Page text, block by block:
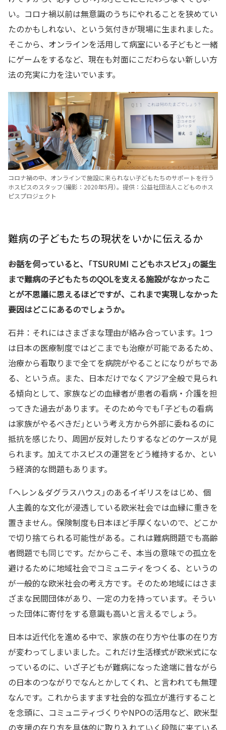
い。コロナ禍以前は無意識のうちにやれることを狭めてい
たのかもしれない、という気付きが現場に生まれました。
そこから、オンラインを活用して病室にいる子どもと一緒
にゲームをするなど、現在も対面にこだわらない新しい方
法の充実に力を注いでいます。
コロナ禍の中、オンラインで施設に来られない子どもたちのサポートを行う
ホスピスのスタッフ（撮影：2020年5月）。提供：公益社団法人こどものホス
ピスプロジェクト
難病の子どもたちの現状をいかに伝えるか
――お話を伺っていると、「TSURUMI こどもホスピス」の誕生
まで難病の子どもたちのQOLを支える施設がなかったこ
とが不思議に思えるほどですが、これまで実現しなかった
要因はどこにあるのでしょうか。
石井：それにはさまざまな理由が絡み合っています。1つ
は日本の医療制度ではどこまでも治療が可能であるため、
治療から看取りまで全てを病院がやることになりがちであ
る、という点。また、日本だけでなくアジア全般で見られ
る傾向として、家族などの血縁者が患者の看病・介護を担
ってきた過去があります。そのため今でも「子どもの看病
は家族がやるべきだ」という考え方から外部に委ねるのに
抵抗を感じたり、周囲が反対したりするなどのケースが見
られます。加えてホスピスの運営をどう維持するか、とい
う経済的な問題もあります。
「ヘレン＆ダグラスハウス」のあるイギリスをはじめ、個
人主義的な文化が浸透している欧米社会では血縁に重きを
置きません。保険制度も日本ほど手厚くないので、どこか
で切り捨てられる可能性がある。これは難病問題でも高齢
者問題でも同じです。だからこそ、本当の意味での孤立を
避けるために地域社会でコミュニティをつくる、というの
が一般的な欧米社会の考え方です。そのため地域にはさま
ざまな民間団体があり、一定の力を持っています。そうい
った団体に寄付をする意識も高いと言えるでしょう。
日本は近代化を進める中で、家族の在り方や仕事の在り方
が変わってしまいました。これだけ生活様式が欧米式にな
っているのに、いざ子どもが難病になった途端に昔ながら
の日本のつながりでなんとかしてくれ、と言われても無理
なんです。これからますます社会的な孤立が進行すること
を念頭に、コミュニティづくりやNPOの活用など、欧米型
の支援の在り方を具体的に取り入れていく段階に来ている